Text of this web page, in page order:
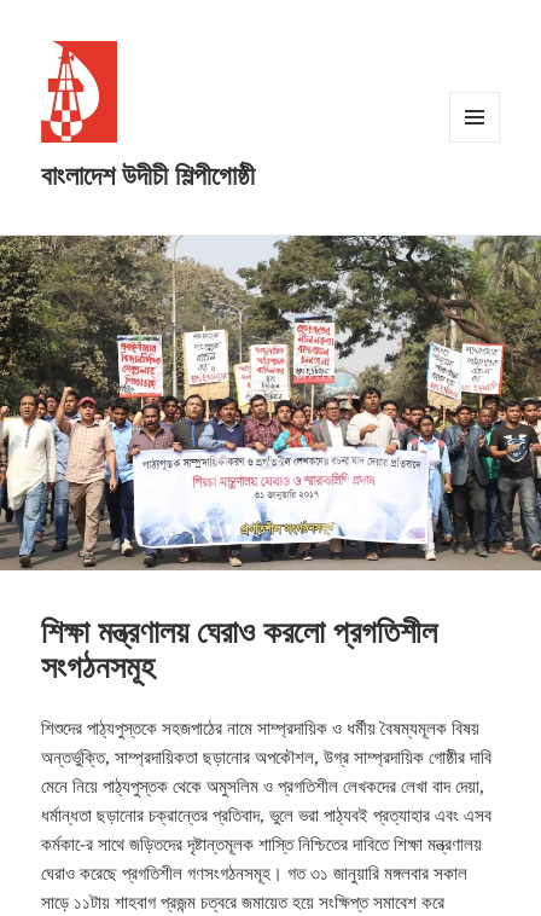
বাংলাদেশ উদীচী শিল্পীগোষ্ঠী
শিক্ষা মন্ত্রণালয় ঘেরাও করলো প্রগতিশীল
সংগঠনসমূহ
শিশুদের পাঠ্যপুস্তকে সহজপাঠের নামে সাম্প্রদায়িক ও ধর্মীয় বৈষম্যমূলক বিষয়
অন্তর্ভুক্তি, সাম্প্রদায়িকতা ছড়ানোর অপকৌশল, উগ্র সাম্প্রদায়িক গোষ্ঠীর দাবি
মেনে নিয়ে পাঠ্যপুস্তক থেকে অমুসলিম ও প্রগতিশীল লেখকদের লেখা বাদ দেয়া,
ধর্মান্ধতা ছড়ানোর চক্রান্তের প্রতিবাদ, ভুলে ভরা পাঠ্যবই প্রত্যাহার এবং এসব
কর্মকা-ের সাথে জড়িতদের দৃষ্টান্তমূলক শাস্তি নিশ্চিতের দাবিতে শিক্ষা মন্ত্রণালয়
ঘেরাও করেছে প্রগতিশীল গণসংগঠনসমূহ। গত ৩১ জানুয়ারি মঙ্গলবার সকাল
সাড়ে ১১টায় শাহবাগ প্রজন্ম চত্বরে জমায়েত হয়ে সংক্ষিপ্ত সমাবেশ করে